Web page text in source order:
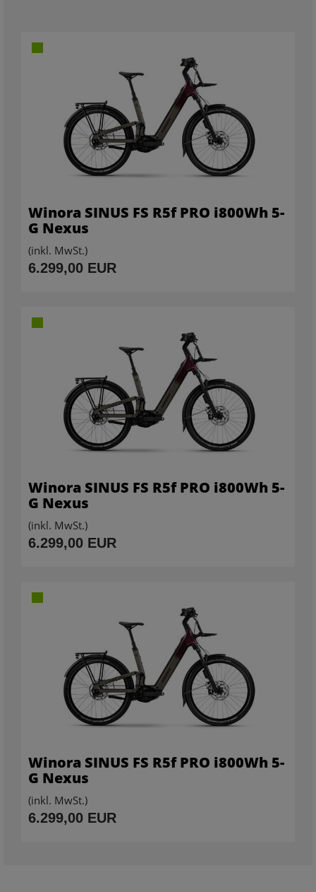
Winora SINUS FS R5f PRO i800Wh 5-
G Nexus
(inkl. MwSt.)
6.299,00 EUR
Winora SINUS FS R5f PRO i800Wh 5-
G Nexus
(inkl. MwSt.)
6.299,00 EUR
Winora SINUS FS R5f PRO i800Wh 5-
G Nexus
(inkl. MwSt.)
6.299,00 EUR